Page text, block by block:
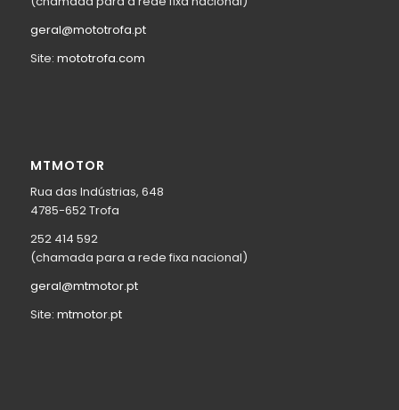
geral@mototrofa.pt
Site: mototrofa.com
MTMOTOR
Rua das Indústrias, 648
4785-652 Trofa
252 414 592
(chamada para a rede fixa nacional)
geral@mtmotor.pt
Site: mtmotor.pt